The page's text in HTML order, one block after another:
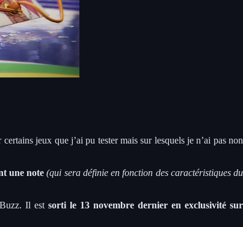
certains jeux que j’ai pu tester mais sur lesquels je n’ai pas non
une note (qui sera définie en fonction des caractéristiques du
Il est sorti le 13 novembre dernier en exclusivité sur